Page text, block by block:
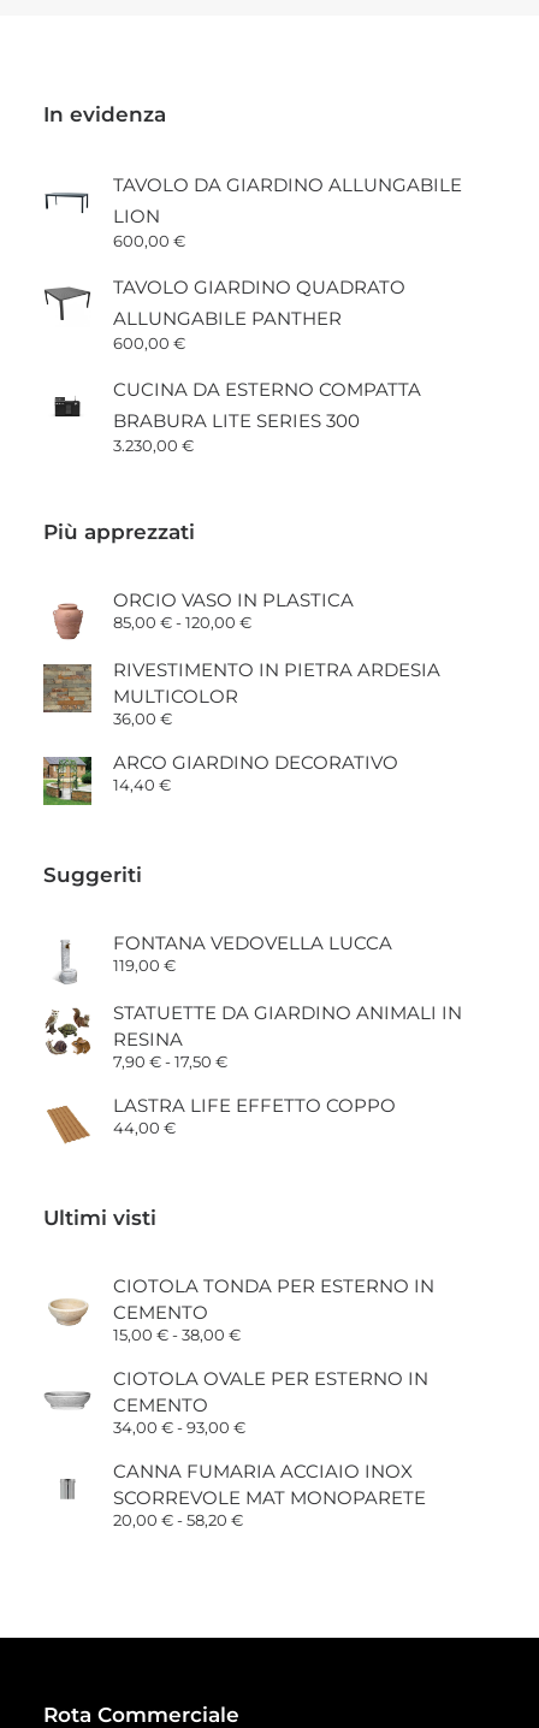
In evidenza
TAVOLO DA GIARDINO ALLUNGABILE
LION
600,00 €
TAVOLO GIARDINO QUADRATO
ALLUNGABILE PANTHER
600,00 €
CUCINA DA ESTERNO COMPATTA
BRABURA LITE SERIES 300
3.230,00 €
Più apprezzati
ORCIO VASO IN PLASTICA
85,00 €-120,00 €Fascia
da
RIVESTIMENTO IN PIETRA ARDESIA
MULTICOLOR
36,00 €
ARCO GIARDINO DECORATIVO
14,40 €
Suggeriti
FONTANA VEDOVELLA LUCCA
119,00 €
STATUETTE DA GIARDINO ANIMALI IN
RESINA
7,90 €-17,50 €Fascia
prezzo:
da
LASTRA LIFE EFFETTO COPPO
44,00 €
Ultimi visti
CIOTOLA TONDA PER ESTERNO IN
CEMENTO
15,00 €-38,00 €Fascia
prezzo:
da
a
CIOTOLA OVALE PER ESTERNO IN
CEMENTO
34,00 €-93,00 €Fascia
prezzo:
da
34,00 €
CANNA FUMARIA ACCIAIO INOX
SCORREVOLE MAT MONOPARETE
20,00 €-58,20 €Fascia
Rota Commerciale